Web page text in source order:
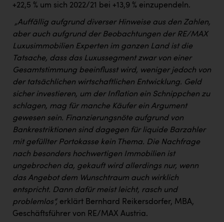
+22,5 % um sich 2022/21 bei +13,9 % einzupendeln.
„Auffällig aufgrund diverser Hinweise aus den Zahlen,
aber auch aufgrund der Beobachtungen der RE/MAX
Luxusimmobilien Experten im ganzen Land ist die
Tatsache, dass das Luxussegment zwar von einer
Gesamtstimmung beeinflusst wird, weniger jedoch von
der tatsächlichen wirtschaftlichen Entwicklung. Geld
sicher investieren, um der Inflation ein Schnippchen zu
schlagen, mag für manche Käufer ein Argument
gewesen sein. Finanzierungsnöte aufgrund von
Bankrestriktionen sind dagegen für liquide Barzahler
mit gefüllter Portokasse kein Thema. Die Nachfrage
nach besonders hochwertigen Immobilien ist
ungebrochen da, gekauft wird allerdings nur, wenn
das Angebot dem Wunschtraum auch wirklich
entspricht. Dann dafür meist leicht, rasch und
problemlos“, erklärt Bernhard Reikersdorfer, MBA,
Geschäftsführer von RE/MAX Austria.